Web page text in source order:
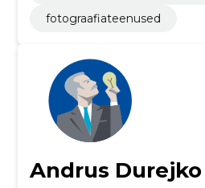
fotograafiateenused
Andrus Durejko